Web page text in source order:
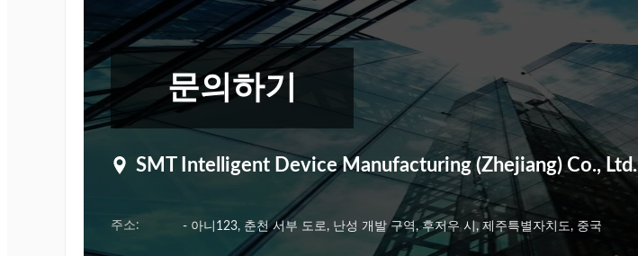
문의하기
SMT Intelligent Device Manufacturing (Zhejiang) Co., Ltd.
주소: - 아니123, 춘천 서부 도로, 난성 개발 구역, 후저우 시, 제주특별자치도, 중국